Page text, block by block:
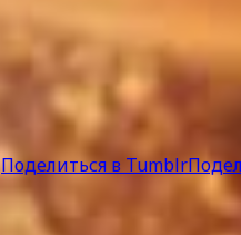
Поделиться в Tumblr